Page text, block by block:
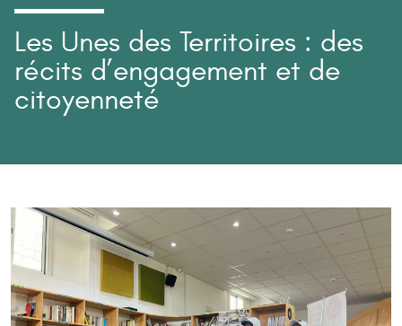
Les Unes des Territoires : des
récits d’engagement et de
citoyenneté